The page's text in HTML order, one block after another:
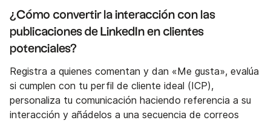
¿Cómo convertir la interacción con las
publicaciones de LinkedIn en clientes
potenciales?
Registra a quienes comentan y dan «Me gusta», evalúa
si cumplen con tu perfil de cliente ideal (ICP),
personaliza tu comunicación haciendo referencia a su
interacción y añádelos a una secuencia de correos